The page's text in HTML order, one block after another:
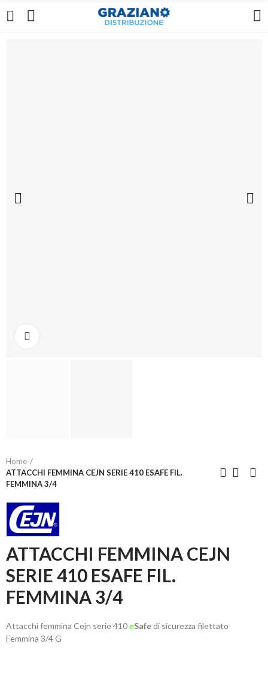
Home
ATTACCHI FEMMINA CEJN SERIE 410 ESAFE FIL.
FEMMINA 3/4
ATTACCHI FEMMINA CEJN
SERIE 410 ESAFE FIL.
FEMMINA 3/4
Attacchi femmina Cejn serie 410eSafedi sicurezza filettato
Femmina 3/4 G